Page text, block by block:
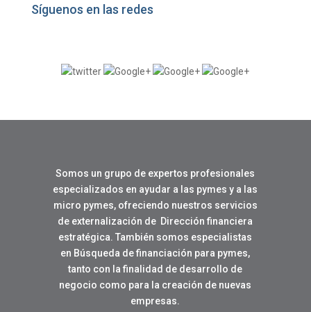
Síguenos en las redes
Somos un grupo de expertos profesionales
especializados en ayudar a las pymes y a las
micro pymes, ofreciendo nuestros servicios
de externalización de Dirección financiera
estratégica. También somos especialistas
en Búsqueda de financiación para pymes,
tanto con la finalidad de desarrollo de
negocio como para la creación de nuevas
empresas.